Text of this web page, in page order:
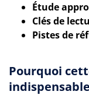
Étude
Clés de
Pistes de
Pourquoi